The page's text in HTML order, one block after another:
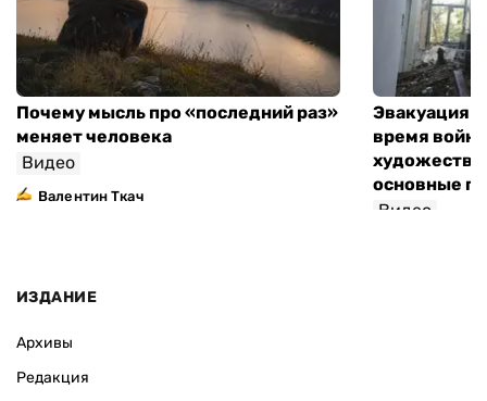
Почему мысль про «последний раз»
меняет человека
Видео
Валентин Ткач
Эвакуация
время
основные
Видео
ИЗДАНИЕ
Архивы
Редакция